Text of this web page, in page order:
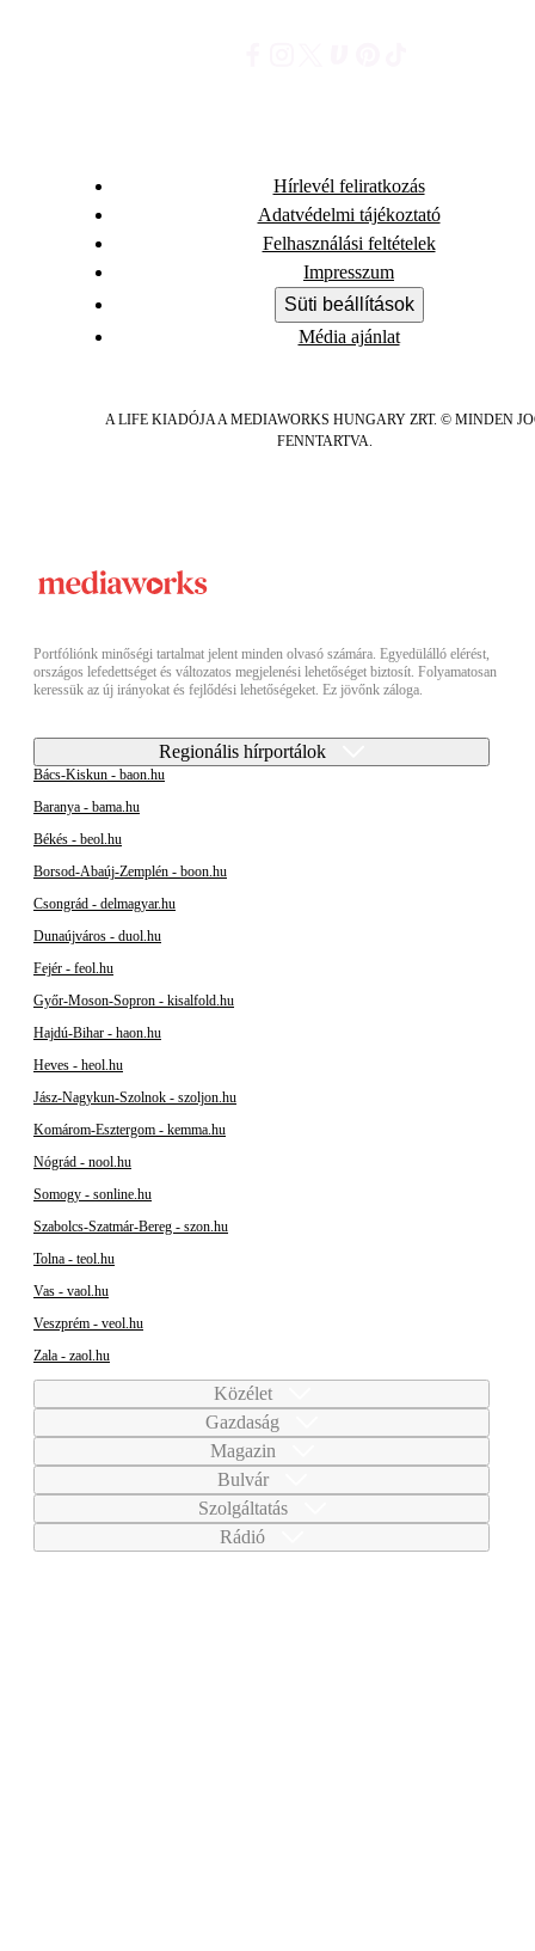
Hírlevél feliratkozás
Adatvédelmi tájékoztató
Felhasználási feltételek
Impresszum
Süti beállítások
Média ajánlat
A LIFE KIADÓJA A MEDIAWORKS HUNGARY ZRT. © MINDEN
FENNTARTVA.
Portfóliónk minőségi tartalmat jelent minden olvasó számára. Egyedülálló elérést,
országos lefedettséget és változatos megjelenési lehetőséget biztosít. Folyamatosan
keressük az új irányokat és fejlődési lehetőségeket. Ez jövőnk záloga.
Regionális hírportálok
Bács-Kiskun - baon.hu
Baranya - bama.hu
Békés - beol.hu
Borsod-Abaúj-Zemplén - boon.hu
Csongrád - delmagyar.hu
Dunaújváros - duol.hu
Fejér - feol.hu
Győr-Moson-Sopron - kisalfold.hu
Hajdú-Bihar - haon.hu
Heves - heol.hu
Jász-Nagykun-Szolnok - szoljon.hu
Komárom-Esztergom - kemma.hu
Nógrád - nool.hu
Somogy - sonline.hu
Szabolcs-Szatmár-Bereg - szon.hu
Tolna - teol.hu
Vas - vaol.hu
Veszprém - veol.hu
Zala - zaol.hu
Közélet
Gazdaság
Magazin
Bulvár
Szolgáltatás
Rádió